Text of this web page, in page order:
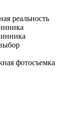
реальность
фотосъемка